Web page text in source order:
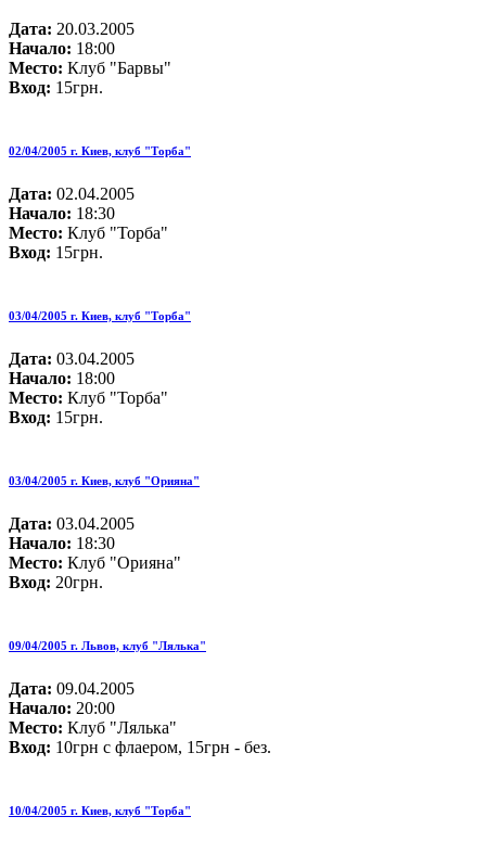
Дата: 20.03.2005
Начало: 18:00
Место: Клуб "Барвы"
Вход: 15грн.
02/04/2005 г. Киев, клуб "Торба"
Дата: 02.04.2005
Начало: 18:30
Место: Клуб "Торба"
Вход: 15грн.
03/04/2005 г. Киев, клуб "Торба"
Дата: 03.04.2005
Начало: 18:00
Место: Клуб "Торба"
Вход: 15грн.
03/04/2005 г. Киев, клуб "Орияна"
Дата: 03.04.2005
Начало: 18:30
Место: Клуб "Орияна"
Вход: 20грн.
09/04/2005 г. Львов, клуб "Лялька"
Дата: 09.04.2005
Начало: 20:00
Место: Клуб "Лялька"
Вход: 10грн с флаером, 15грн - без.
10/04/2005 г. Киев, клуб "Торба"